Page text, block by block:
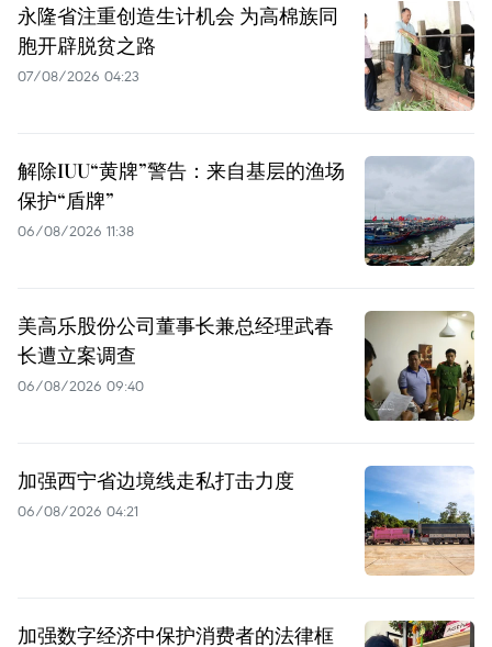
永隆省注重创造生计机会 为高棉族同
胞开辟脱贫之路
07/08/2026 04:23
解除IUU“黄牌”警告：来自基层的渔场
保护“盾牌”
06/08/2026 11:38
美高乐股份公司董事长兼总经理武春
长遭立案调查
06/08/2026 09:40
加强西宁省边境线走私打击力度
06/08/2026 04:21
加强数字经济中保护消费者的法律框